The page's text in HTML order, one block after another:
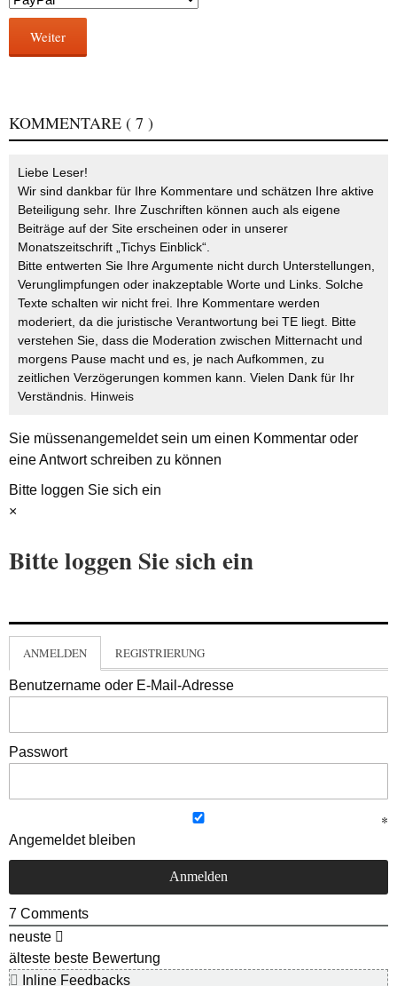
Weiter
KOMMENTARE ( 7 )
Liebe Leser!
Wir sind dankbar für Ihre Kommentare und schätzen Ihre aktive
Beteiligung sehr. Ihre Zuschriften können auch als eigene
Beiträge auf der Site erscheinen oder in unserer
Monatszeitschrift „Tichys Einblick“.
Bitte entwerten Sie Ihre Argumente nicht durch Unterstellungen,
Verunglimpfungen oder inakzeptable Worte und Links. Solche
Texte schalten wir nicht frei. Ihre Kommentare werden
moderiert, da die juristische Verantwortung bei TE liegt. Bitte
verstehen Sie, dass die Moderation zwischen Mitternacht und
morgens Pause macht und es, je nach Aufkommen, zu
zeitlichen Verzögerungen kommen kann. Vielen Dank für Ihr
Verständnis. Hinweis
Sie müssenangemeldetsein um einen Kommentar oder
eine Antwort schreiben zu können
Bitte loggen Sie sich ein
×
Bitte loggen Sie sich ein
ANMELDEN REGISTRIERUNG
Benutzername oder E-Mail-Adresse
Passwort
Angemeldet bleiben
7 Comments
neuste
älteste beste Bewertung
Inline Feedbacks